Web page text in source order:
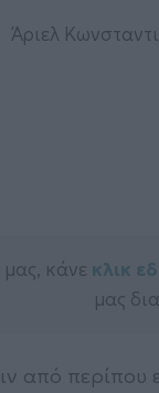
Άριελ
κάνε κλικ
μας
από